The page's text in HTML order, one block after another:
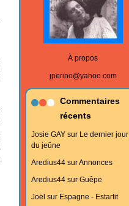
À propos
jperino@yahoo.com
Commentaires
récents
Josie GAYsur Le dernier jour
du jeûne
Aredius44surAnnonces
Aredius44sur Guêpe
Joël sur Espagne - Estartit